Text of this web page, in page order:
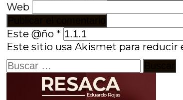
Web
Este @ño *
Este sitio usa Akismet para reducir
Buscar: